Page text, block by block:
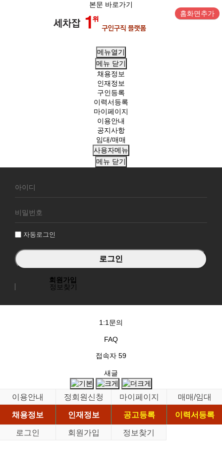
본문 바로가기
홈화면추가
메뉴열기
메뉴 닫기
채용정보
인재정보
구인등록
이력서등록
마이페이지
이용안내
공지사항
임대/매매
사용자메뉴
메뉴 닫기
원
그
자동로그인
회원가입
정보찾기
1:1문의
FAQ
접속자 59
새글
이용안내 정회원신청 마이페이지
매매/임대
채용정보
인재정보 공고등록
이력서등록
로그인
회원가입 정보찾기